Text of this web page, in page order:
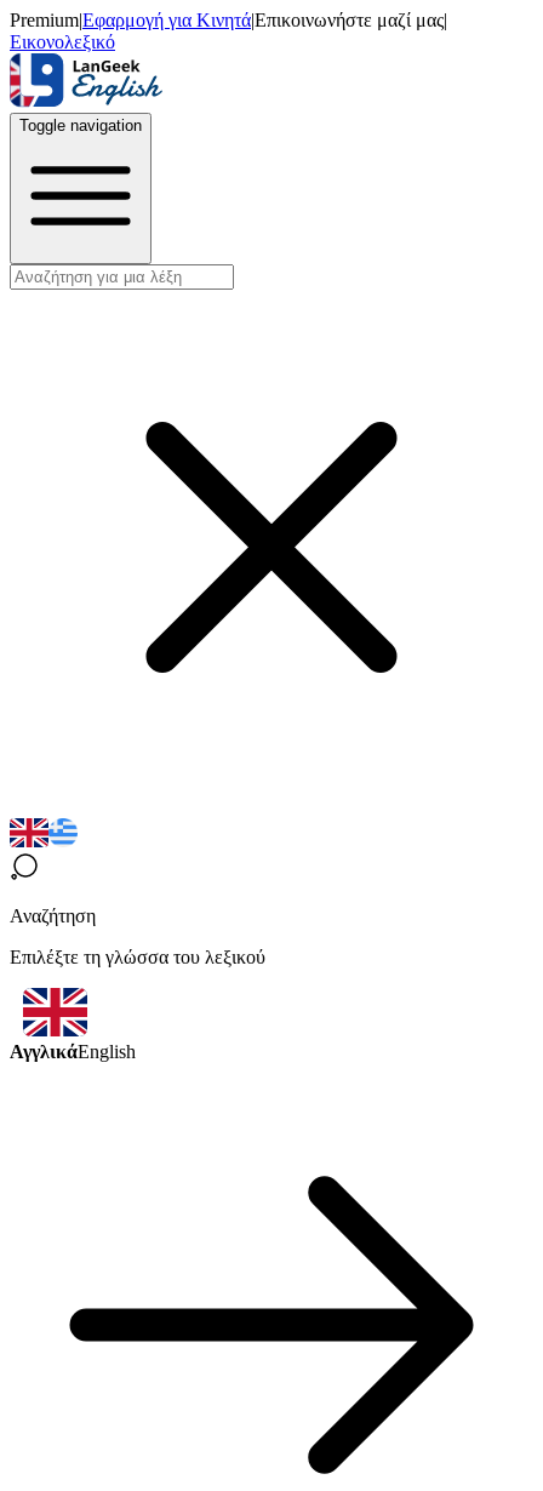
Premium|Εφαρμογή για Κινητά|Επικοινωνήστε μαζί μας|
Εικονολεξικό
Toggle navigation
Αναζήτηση
Επιλέξτε τη γλώσσα του λεξικού
ΑγγλικάEnglish